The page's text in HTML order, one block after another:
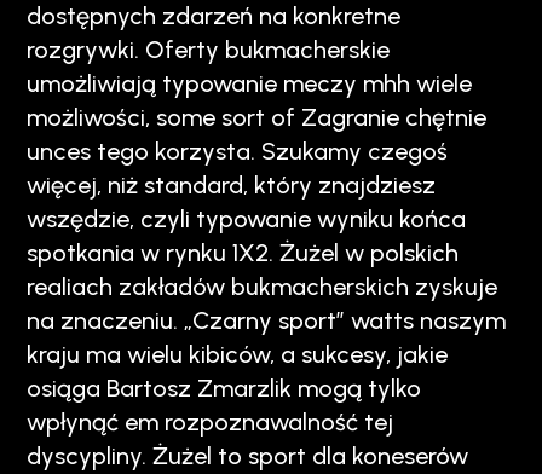
dostępnych zdarzeń na konkretne
rozgrywki. Oferty bukmacherskie
umożliwiają typowanie meczy mhh wiele
możliwości, some sort of Zagranie chętnie
unces tego korzysta. Szukamy czegoś
więcej, niż standard, który znajdziesz
wszędzie, czyli typowanie wyniku końca
spotkania w rynku 1X2. Żużel w polskich
realiach zakładów bukmacherskich zyskuje
na znaczeniu. „Czarny sport” watts naszym
kraju ma wielu kibiców, a sukcesy, jakie
osiąga Bartosz Zmarzlik mogą tylko
wpłynąć em rozpoznawalność tej
dyscypliny. Żużel to sport dla koneserów